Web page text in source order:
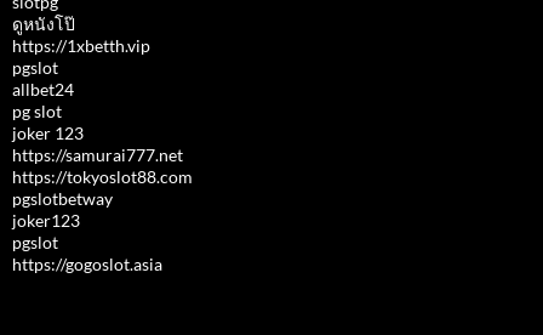
ดูหนังโป๊
https://1xbetth.vip
pgslot
allbet24
pg slot
joker 123
https://samurai777.net
https://tokyoslot88.com
pgslotbetway
joker123
pgslot
https://gogoslot.asia